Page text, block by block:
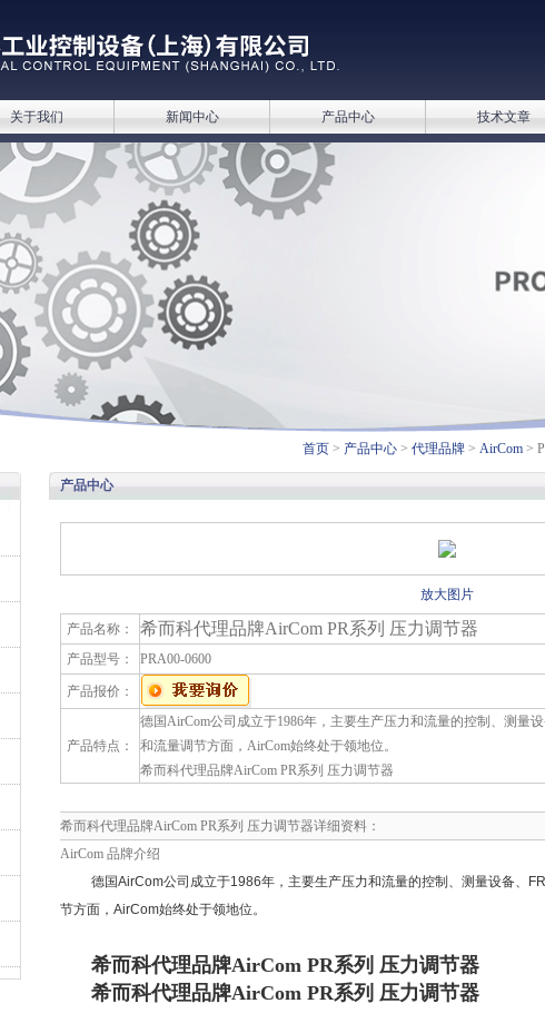
关于我们 新闻中心 产品中心 技术文章
首页 > 产品中心 > 代理品牌 > AirCom >
产品中心
放大图片
产品名称： 希而科代理品牌AirCom PR系列 压力调节器
产品型号： PRA00-0600
产品报价：
产品特点：
德国AirCom公司成立于1986年，主要生产压力和流量的控制、测量
和流量调节方面，AirCom始终处于领地位。
希而科代理品牌AirCom PR系列 压力调节器
希而科代理品牌AirCom PR系列 压力调节器详细资料：
AirCom 品牌介绍
德国AirCom公司成立于1986年，主要生产压力和流量的控制、测量设备、
节方面， AirCom始终处于领地位。
希而科代理品牌AirCom PR系列 压力调节器
希而科代理品牌AirCom PR系列 压力调节器